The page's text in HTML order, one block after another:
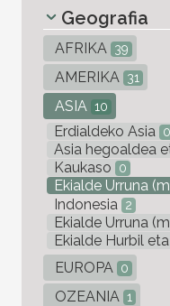
Geografia
AFRIKA 39
AMERIKA 31
ASIA 10
Erdialdeko Asia 0
Asia hegoaldea
Kaukaso 0
Ekialde Urruna
Indonesia 2
Ekialde Urruna
Ekialde Hurbil
EUROPA 0
OZEANIA 1